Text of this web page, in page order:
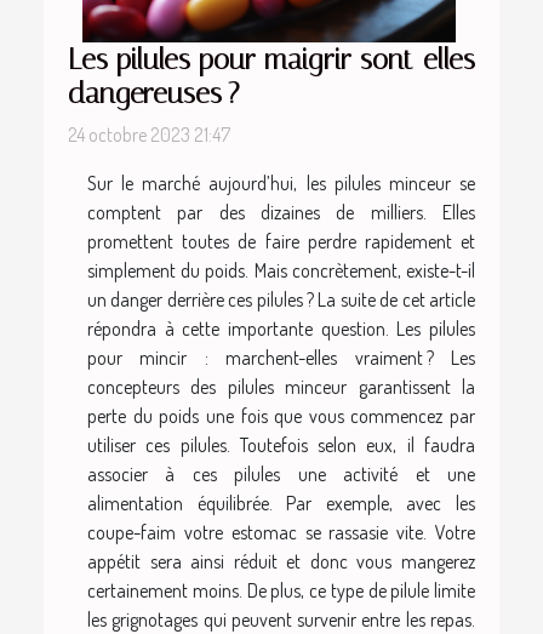
Les pilules pour maigrir sont-elles
dangereuses ?
24 octobre 2023 21:47
Sur le marché aujourd’hui, les pilules minceur se
comptent par des dizaines de milliers. Elles
promettent toutes de faire perdre rapidement et
simplement du poids. Mais concrètement, existe-t-il
un danger derrière ces pilules ? La suite de cet article
répondra à cette importante question. Les pilules
pour mincir : marchent-elles vraiment ? Les
concepteurs des pilules minceur garantissent la
perte du poids une fois que vous commencez par
utiliser ces pilules. Toutefois selon eux, il faudra
associer à ces pilules une activité et une
alimentation équilibrée. Par exemple, avec les
coupe-faim votre estomac se rassasie vite. Votre
appétit sera ainsi réduit et donc vous mangerez
certainement moins. De plus, ce type de pilule limite
les grignotages qui peuvent survenir entre les repas.